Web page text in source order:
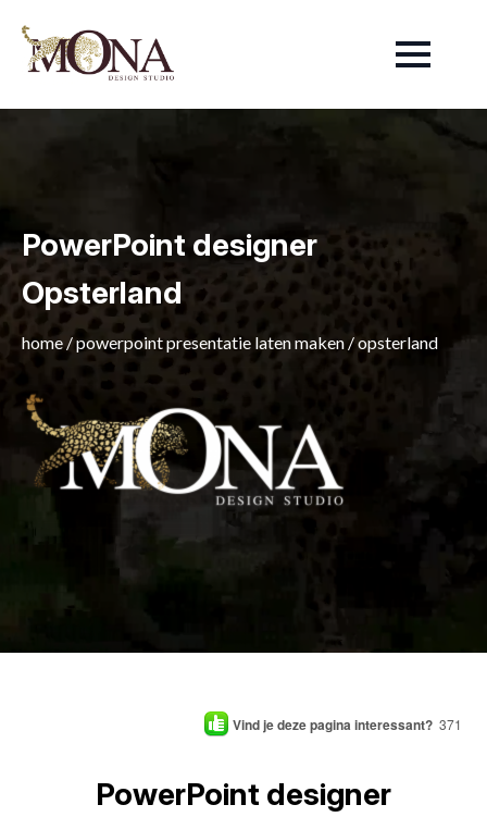
PowerPoint designer
Opsterland
home /powerpoint presentatie laten maken /opsterland
Vind je deze pagina interessant? 371
PowerPoint designer